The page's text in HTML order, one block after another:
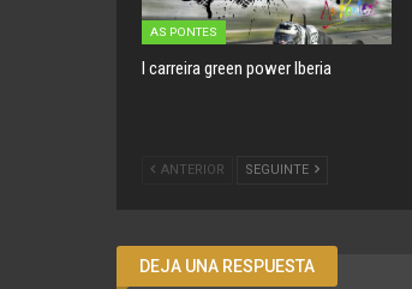
AS PONTES
I carreira green power Iberia
ANTERIOR SEGUINTE
DEJA UNA RESPUESTA